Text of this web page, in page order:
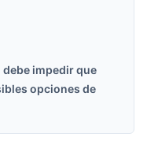
impedir que
opciones de